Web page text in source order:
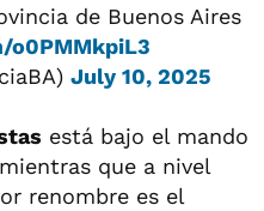
de Buenos Aires
July 10, 2025
está bajo el mando
mientras que a nivel
renombre es el